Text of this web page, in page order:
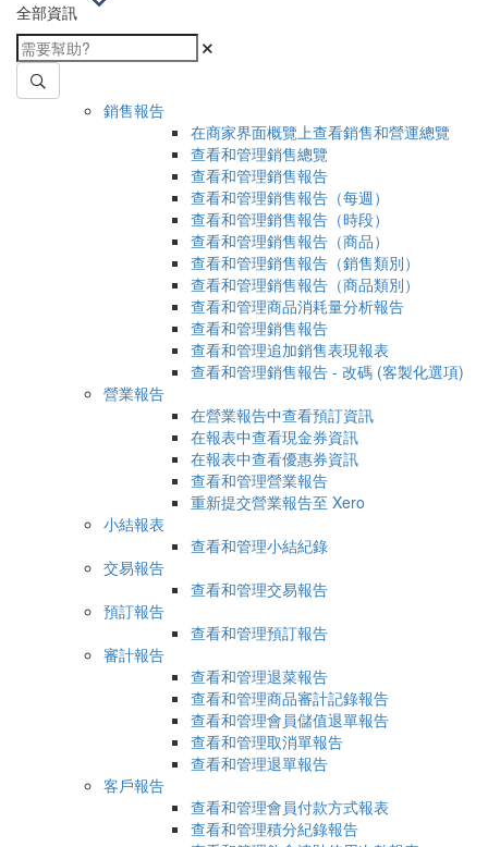
全部資訊
銷售報告
在商家界面概覽上查看銷售和營運總覽
查看和管理銷售總覽
查看和管理銷售報告
查看和管理銷售報告（每週）
查看和管理銷售報告（時段）
查看和管理銷售報告（商品）
查看和管理銷售報告（銷售類別）
查看和管理銷售報告（商品類別）
查看和管理商品消耗量分析報告
查看和管理銷售報告
查看和管理追加銷售表現報表
查看和管理銷售報告 - 改碼 (客製化選項)
營業報告
在營業報告中查看預訂資訊
在報表中查看現金券資訊
在報表中查看優惠券資訊
查看和管理營業報告
重新提交營業報告至 Xero
小結報表
查看和管理小結紀錄
交易報告
查看和管理交易報告
預訂報告
查看和管理預訂報告
審計報告
查看和管理退菜報告
查看和管理商品審計記錄報告
查看和管理會員儲值退單報告
查看和管理取消單報告
查看和管理退單報告
客戶報告
查看和管理會員付款方式報表
查看和管理積分紀錄報告